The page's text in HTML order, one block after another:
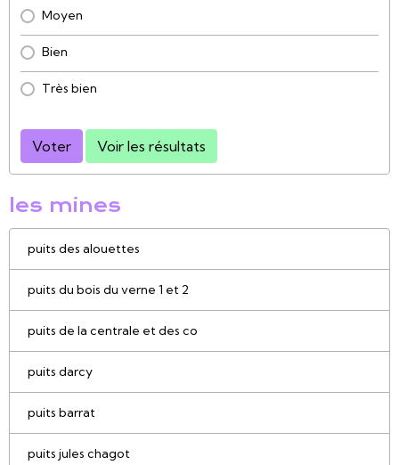
Moyen
Bien
Très bien
Voter Voir les résultats
les mines
puits des alouettes
puits du bois du verne 1 et 2
puits de la centrale et des co
puits darcy
puits barrat
puits jules chagot